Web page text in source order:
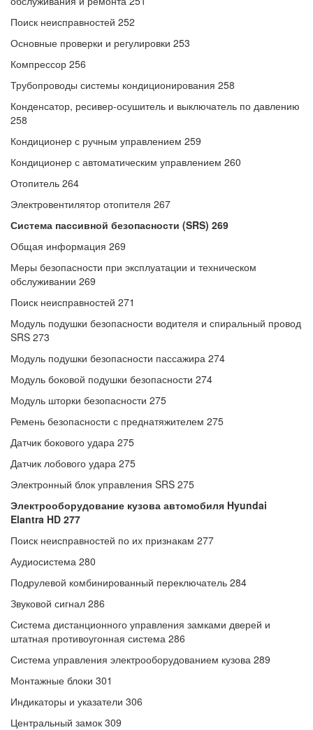
Поиск неисправностей 252
Основные проверки и регулировки 253
Компрессор 256
Трубопроводы системы кондиционирования 258
Конденсатор, ресивер-осушитель и выключатель по давлению
258
Кондиционер с ручным управлением 259
Кондиционер с автоматическим управлением 260
Отопитель 264
Электровентилятор отопителя 267
Система пассивной безопасности (SRS) 269
Общая информация 269
Меры безопасности при эксплуатации и техническом
обслуживании 269
Поиск неисправностей 271
Модуль подушки безопасности водителя и спиральный провод
SRS 273
Модуль подушки безопасности пассажира 274
Модуль боковой подушки безопасности 274
Модуль шторки безопасности 275
Ремень безопасности с преднатяжителем 275
Датчик бокового удара 275
Датчик лобового удара 275
Электронный блок управления SRS 275
Электрооборудование кузова автомобиля Hyundai
Elantra HD 277
Поиск неисправностей по их признакам 277
Аудиосистема 280
Подрулевой комбинированный переключатель 284
Звуковой сигнал 286
Система дистанционного управления замками дверей и
штатная противоугонная система 286
Система управления электрооборудованием кузова 289
Монтажные блоки 301
Индикаторы и указатели 306
Центральный замок 309